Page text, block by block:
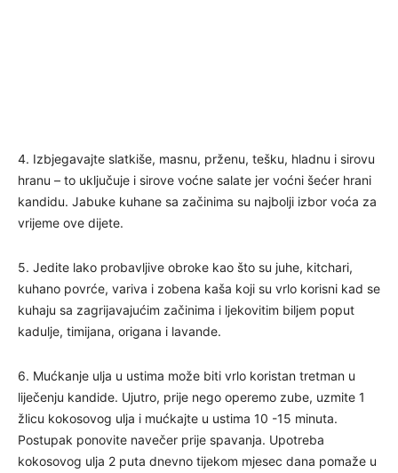
4. Izbjegavajte slatkiše, masnu, prženu, tešku, hladnu i sirovu
hranu – to uključuje i sirove voćne salate jer voćni šećer hrani
kandidu. Jabuke kuhane sa začinima su najbolji izbor voća za
vrijeme ove dijete.
5. Jedite lako probavljive obroke kao što su juhe, kitchari,
kuhano povrće, variva i zobena kaša koji su vrlo korisni kad se
kuhaju sa zagrijavajućim začinima i ljekovitim biljem poput
kadulje, timijana, origana i lavande.
6. Mućkanje ulja u ustima može biti vrlo koristan tretman u
liječenju kandide. Ujutro, prije nego operemo zube, uzmite 1
žlicu kokosovog ulja i mućkajte u ustima 10 -15 minuta.
Postupak ponovite navečer prije spavanja. Upotreba
kokosovog ulja 2 puta dnevno tijekom mjesec dana pomaže u